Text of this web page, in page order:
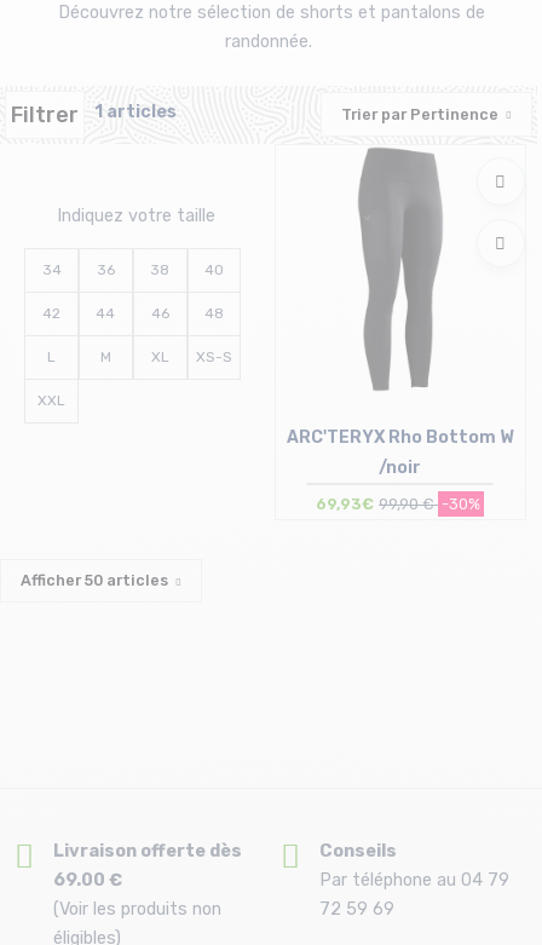
Découvrez notre sélection de shorts et pantalons de
randonnée.
Filtrer 1 articles Trier par Pertinence
Indiquez votre taille
34 36 38 40
42 44 46 48
L M XL XS-S
XXL
ARC'TERYX Rho Bottom W
/noir
69,93€ 99,90 € -30%
Afficher50 articles
Livraison offerte dès
69.00 €
(Voir les produits non
éligibles)
Conseils
Par téléphone au 04 79
72 59 69